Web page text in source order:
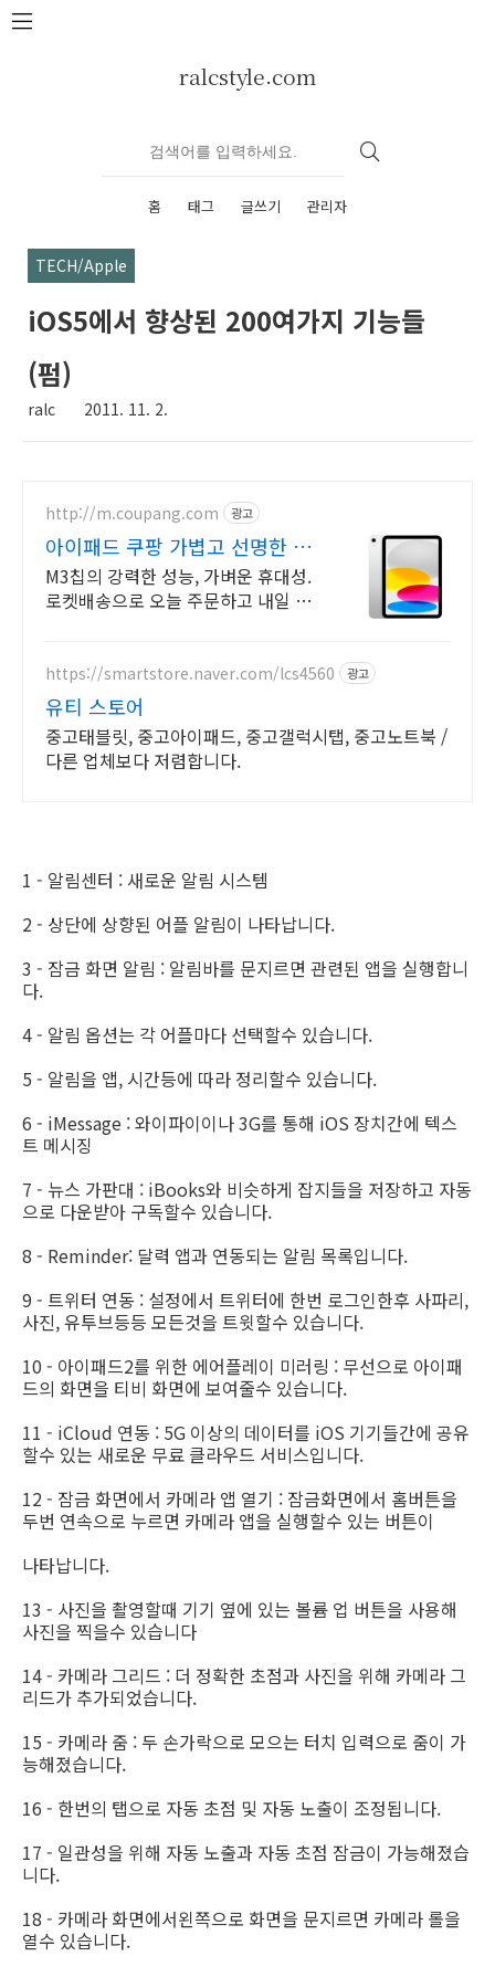
본문 바로가기
ralcstyle.com
홈 태그 글쓰기 관리자
TECH/Apple
iOS5에서 향상된 200여가지 기능들
(펌)
ralc 2011. 11. 2.
http://m.coupang.com 광고
아이패드 쿠팡 가볍고 선명한 화
면
M3칩의 강력한 성능, 가벼운 휴대성.
로켓배송으로 오늘 주문하고 내일 받
리하게!
https://smartstore.naver.com/lcs4560 광고
유티 스토어
중고태블릿, 중고아이패드, 중고갤럭시탭, 중고노트북 /
다른 업체보다 저렴합니다.
1 - 알림센터 : 새로운 알림 시스템
2 - 상단에 상향된 어플 알림이 나타납니다.
3 - 잠금 화면 알림 : 알림바를 문지르면 관련된 앱을 실행합니
다.
4 - 알림 옵션는 각 어플마다 선택할수 있습니다.
5 - 알림을 앱, 시간등에 따라 정리할수 있습니다.
6 - iMessage : 와이파이이나 3G를 통해 iOS 장치간에 텍스
트 메시징
7 - 뉴스 가판대 : iBooks와 비슷하게 잡지들을 저장하고 자동
으로 다운받아 구독할수 있습니다.
8 - Reminder: 달력 앱과 연동되는 알림 목록입니다.
9 - 트위터 연동 : 설정에서 트위터에 한번 로그인한후 사파리,
사진, 유투브등등 모든것을 트윗할수 있습니다.
10 - 아이패드2를 위한 에어플레이 미러링 : 무선으로 아이패
드의 화면을 티비 화면에 보여줄수 있습니다.
11 - iCloud 연동 : 5G 이상의 데이터를 iOS 기기들간에 공유
할수 있는 새로운 무료 클라우드 서비스입니다.
12 - 잠금 화면에서 카메라 앱 열기 : 잠금화면에서 홈버튼을
두번 연속으로 누르면 카메라 앱을 실행할수 있는 버튼이
나타납니다.
13 - 사진을 촬영할때 기기 옆에 있는 볼륨 업 버튼을 사용해
사진을 찍을수 있습니다
14 - 카메라 그리드 : 더 정확한 초점과 사진을 위해 카메라 그
리드가 추가되었습니다.
15 - 카메라 줌 : 두 손가락으로 모으는 터치 입력으로 줌이 가
능해졌습니다.
16 - 한번의 탭으로 자동 초점 및 자동 노출이 조정됩니다.
17 - 일관성을 위해 자동 노출과 자동 초점 잠금이 가능해졌습
니다.
18 - 카메라 화면에서왼쪽으로 화면을 문지르면 카메라 롤을
열수 있습니다.